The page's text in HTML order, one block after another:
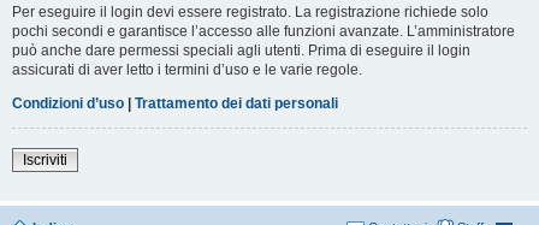
Per eseguire il login devi essere registrato. La registrazione richiede solo
pochi secondi e garantisce l’accesso alle funzioni avanzate. L’amministratore
può anche dare permessi speciali agli utenti. Prima di eseguire il login
assicurati di aver letto i termini d’uso e le varie regole.
Condizioni d’uso | Trattamento dei dati personali
Iscriviti